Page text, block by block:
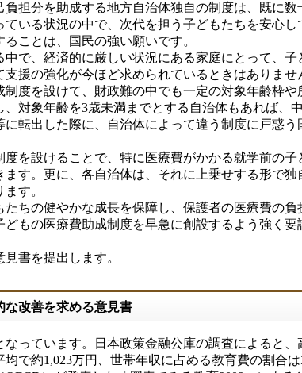
担分を助成する地方自治体独自の制度は、既に数
いる状況の中で、次代を担う子どもたちを安心し
ことは、国民の強い願いです。
で、経済的に厳しい状況にある家庭にとって、子
援の強化が今ほど求められているときはありませ
度を設けて、財政難の中でも一定の対象年齢枠や
対象年齢を3歳未満までとする自治体もあれば、
転出した際に、自治体によって違う制度に戸惑う
を設けることで、特に医療費がかかる就学前の子
す。更に、各自治体は、それに上乗せする形で独
す。
ちの健やかな成長を保障し、保護者の医療費の負
もの医療費助成制度を早急に創設するよう強く要
書を提出します。
な改善を求める意見書
っています。日本政策金融公庫の調査によると、
で約1,023万円、世帯年収に占める教育費の割合は